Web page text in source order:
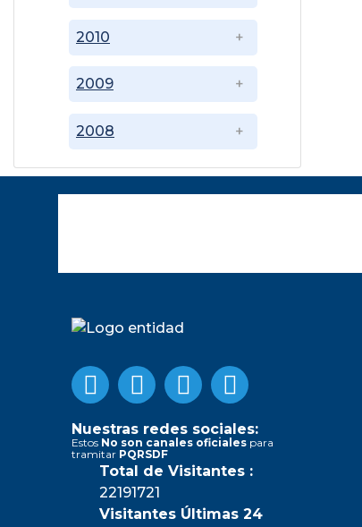
2008
2009
2010
Nuestras redes sociales:
Estos No son canales oficiales para
tramitar PQRSDF
Total de Visitantes :
22191721
Visitantes Últimas 24